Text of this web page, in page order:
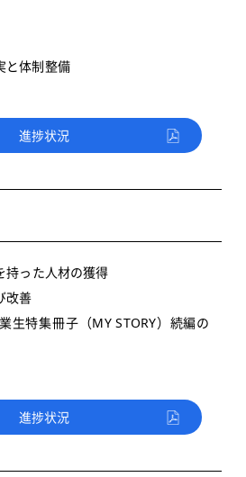
と体制整備
進捗状況
持った人材の獲得
改善
生特集冊子（MY STORY）続編の
進捗状況